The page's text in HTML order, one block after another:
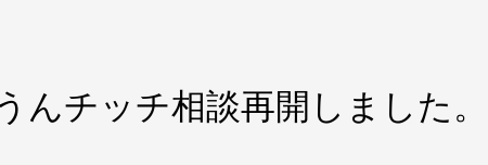
んチッチ相談再開しました。